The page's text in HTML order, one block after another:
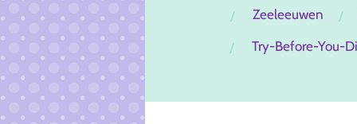
Zeeleeuwen
Try-Before-You-